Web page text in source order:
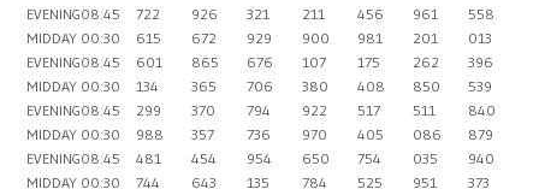
EVENING08:45 722 926 321 211 456 961
558
MIDDAY 00:30 615 672 929 900 981 201
013
EVENING08:45 601 865 676 107 175 262
396
MIDDAY 00:30 134 365 706 380 408 850
539
EVENING08:45 299 370 794 922 517 511
840
MIDDAY 00:30 988 357 736 970 405 086
879
EVENING08:45 481 454 954 650 754 035
940
MIDDAY 00:30 744 643 135 784 525 951
373